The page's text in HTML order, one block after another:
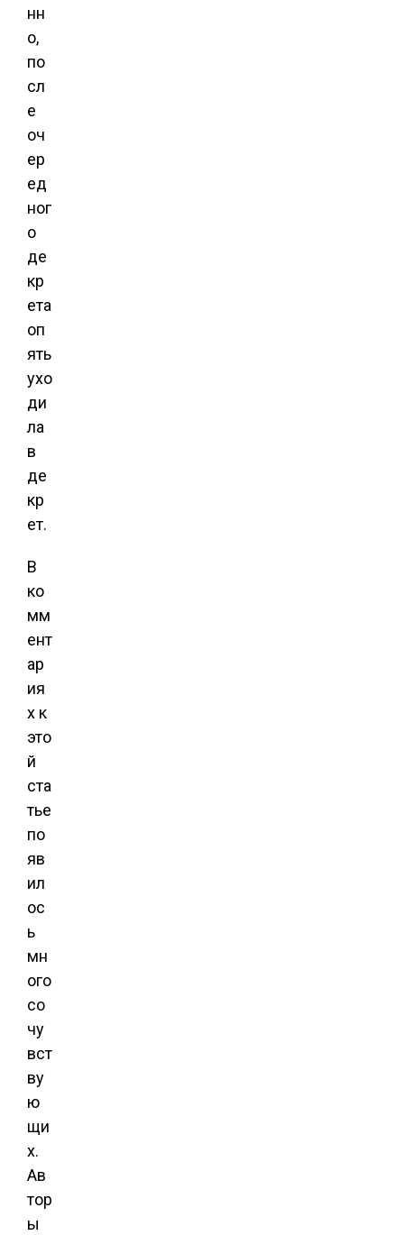
нн
о,
по
сл
е
оч
ер
ед
ног
о
де
кр
ета
оп
ять
ухо
ди
ла
в
де
кр
ет.
В
ко
мм
ент
ар
ия
х к
это
й
ста
тье
по
яв
ил
ос
ь
мн
ого
со
чу
вст
ву
ю
щи
х.
Ав
тор
ы